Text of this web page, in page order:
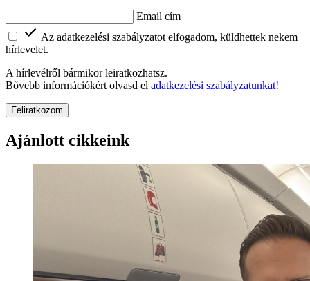
Email cím
Az adatkezelési szabályzatot elfogadom, küldhettek nekem
hírlevelet.
A hírlevélről bármikor leiratkozhatsz.
Bővebb információkért olvasd el adatkezelési szabályzatunkat!
Feliratkozom
Ajánlott cikkeink